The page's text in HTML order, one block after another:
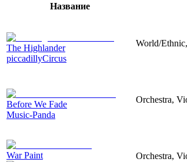
Название
The Highlander
piccadillyCircus
World/
Before We Fade
Music-Panda
Orchestra,
War Paint Orchestra,